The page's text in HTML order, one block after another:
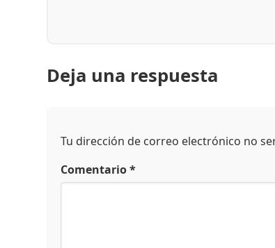
Deja una respuesta
Tu dirección de correo electrónico no
Comentario*